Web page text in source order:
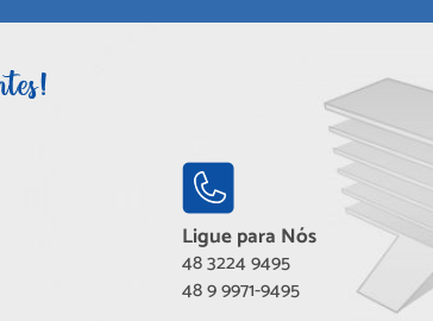
Ligue para Nós
48 3224 9495
48 9 9971-9495